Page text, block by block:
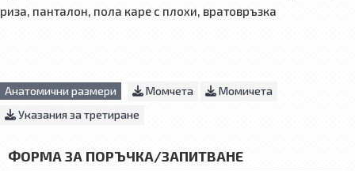
риза, панталон, пола каре с плохи, вратовръзка
Анатомични размери Момчета
Момичета
Указания за третиране
ФОРМА ЗА ПОРЪЧКА/ЗАПИТВАНЕ